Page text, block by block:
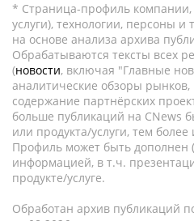
* Страница-профиль компании,
услуги), технологии, персоны и
на основе анализа архива
Обрабатываются тексты всех
(новости, включая "Главные
аналитические обзоры
содержание партнёрских
больше публикаций на CNews
или продукта/услуги, тем
Профиль может быть дополнен
информацией, в т.ч.
продукте/услуге.
Обработан архив публикаций